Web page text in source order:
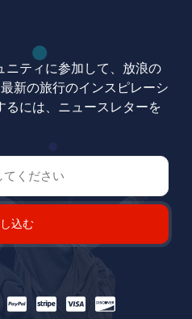
ティに参加して、放浪の
新の旅行のインスピレーシ
るには、ニュースレターを
込む